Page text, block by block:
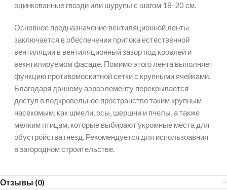
оцинкованные гвозди или шурупы с шагом 18-20 см.
Основное предназначение вентиляционной ленты
заключается в обеспечении притока естественной
вентиляции в вентиляционный зазор под кровлей и
векнтилируемом фасаде. Помимо этого лента выполняет
функцию противомоскитной сетки с крупными ячейками.
Благодаря данному аэроэлементу перекрывается
доступ в подкровельное пространство таким крупным
насекомым, как шмели, осы, шершни и пчелы, а также
мелким птицам, которые выбирают укромные места для
обустройства гнезд. Рекомендуется для использоавния
в загородном строительстве.
Отзывы (0)